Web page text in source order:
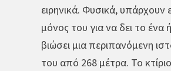
ειρηνικά. Φυσικά, υπάρχουν
μόνος του για να δει το ένα
βιώσει μια περιπανόμενη
του από 268 μέτρα. Το